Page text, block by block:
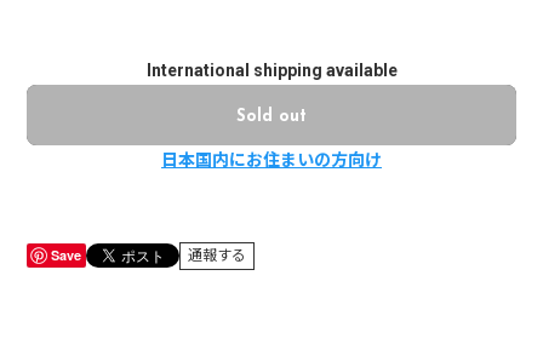
International shipping available
Sold out
日本国内にお住まいの方向け
Save 通報する